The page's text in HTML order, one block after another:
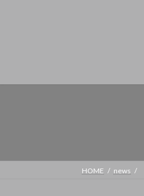
HOME news